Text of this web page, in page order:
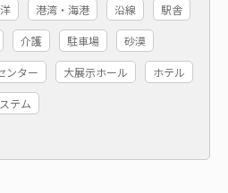
港湾・海港 沿線 駅舎
介護 駐車場 砂漠
ンター 大展示ホール ホテル
テム